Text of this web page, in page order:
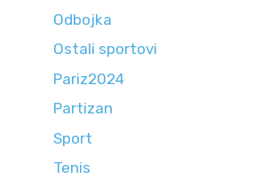
Odbojka
Ostali sportovi
Pariz2024
Partizan
Sport
Tenis